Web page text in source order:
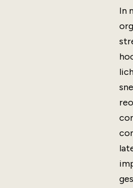
In